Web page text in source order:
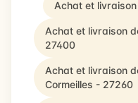
Achat et
Achat et livraison
27400
Achat et livraison
Cormeilles - 27260